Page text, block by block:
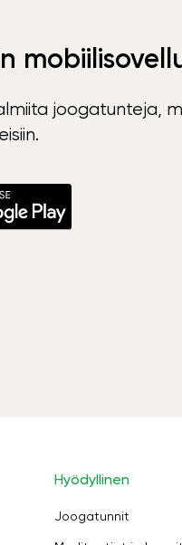
joogatunteja,
Hyödyllinen
Joogatunnit